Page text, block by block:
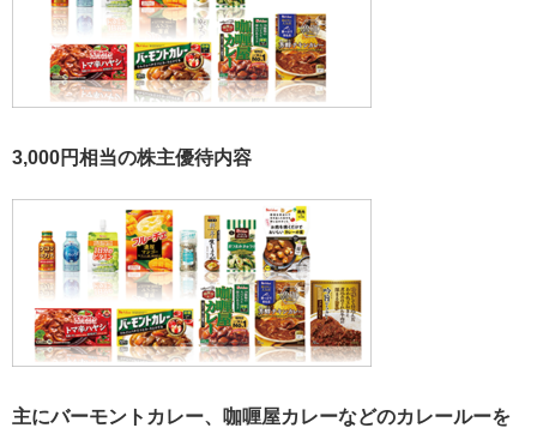
3,000円相当の株主優待内容
主にバーモントカレー、咖喱屋カレーなどのカレールーを